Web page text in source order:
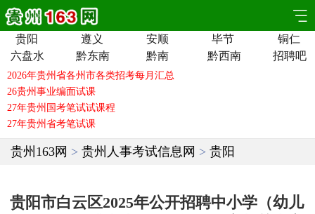
贵阳 遵义 安顺 毕节
铜仁
六盘水
黔东南 黔南 黔西南 招聘吧
贵州163网 > 贵州人事考试信息网 > 贵阳
贵阳市白云区2025年公开招聘中小学（幼儿